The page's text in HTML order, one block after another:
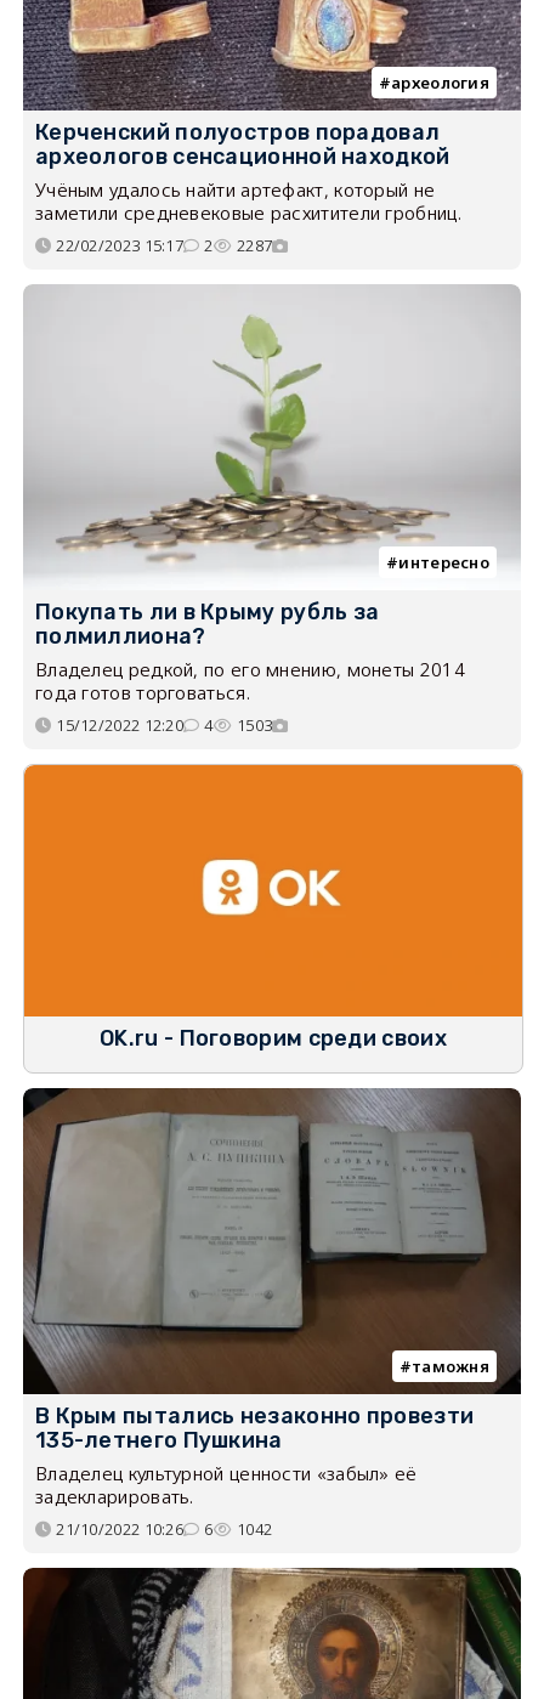
археология
Керченский полуостров порадовал
археологов сенсационной находкой
Учёным удалось найти артефакт, который не
заметили средневековые расхитители гробниц.
22/02/2023 15:17 2 2287
интересно
Покупать ли в Крыму рубль за
полмиллиона?
Владелец редкой, по его мнению, монеты 2014
года готов торговаться.
15/12/2022 12:20 4 1503
OK.ru - Поговорим среди своих
таможня
В Крым пытались незаконно провезти
135-летнего Пушкина
Владелец культурной ценности «забыл» её
задекларировать.
21/10/2022 10:26 6 1042